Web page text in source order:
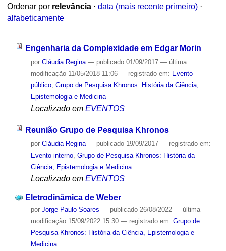
Ordenar por relevância · data (mais recente primeiro) ·
alfabeticamente
Engenharia da Complexidade em Edgar Morin
por Cláudia Regina — publicado01/09/2017 — última
modificação11/05/2018 11:06 — registrado em: Evento
público, Grupo de Pesquisa Khronos: História da Ciência,
Epistemologia e Medicina
Localizado em EVENTOS
Reunião Grupo de Pesquisa Khronos
por Cláudia Regina — publicado19/09/2017 — registrado em:
Evento interno, Grupo de Pesquisa Khronos: História da
Ciência, Epistemologia e Medicina
Localizado em EVENTOS
Eletrodinâmica de Weber
por Jorge Paulo Soares — publicado26/08/2022 — última
modificação15/09/2022 15:30 — registrado em: Grupo de
Pesquisa Khronos: História da Ciência, Epistemologia e
Medicina